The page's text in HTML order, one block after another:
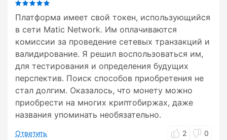
Платформа имеет свой токен, использующийся
в сети Matic Network. Им оплачиваются
комиссии за проведение сетевых транзакций и
валидирование. Я решил воспользоваться им,
для тестирования и определения будущих
перспектив. Поиск способов приобретения не
стал долгим. Оказалось, что монету можно
приобрести на многих криптобиржах, даже
названия упоминать необязательно.
Ответить 2 0